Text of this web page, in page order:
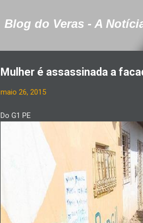
Blog do Veras - A
Mulher é assassinada a
maio 26, 2015
Do G1 PE